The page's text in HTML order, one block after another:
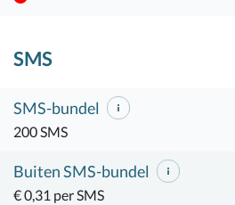
SMS
SMS-bundel
200 SMS
Buiten SMS-bundel
€ 0,31 per SMS